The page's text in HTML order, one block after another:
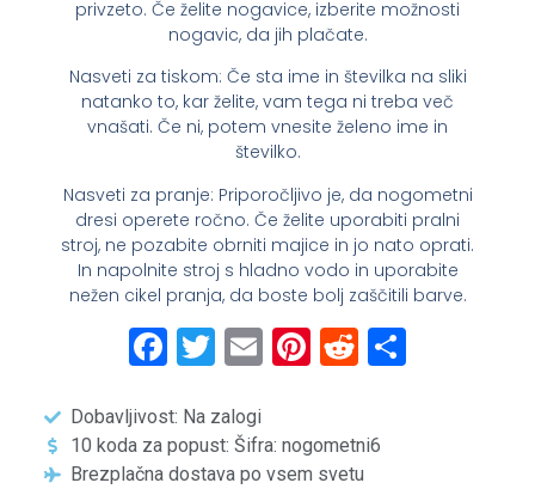
privzeto. Če želite nogavice, izberite možnosti
nogavic, da jih plačate.
Nasveti za tiskom: Če sta ime in številka na sliki
natanko to, kar želite, vam tega ni treba več
vnašati. Če ni, potem vnesite želeno ime in
številko.
Nasveti za pranje: Priporočljivo je, da nogometni
dresi operete ročno. Če želite uporabiti pralni
stroj, ne pozabite obrniti majice in jo nato oprati.
In napolnite stroj s hladno vodo in uporabite
nežen cikel pranja, da boste bolj zaščitili barve.
Facebook
Twitter
EmailPinterest
Reddit
Dobavljivost: Na zalogi
10 koda za popust: Šifra: nogometni6
Brezplačna dostava po vsem svetu